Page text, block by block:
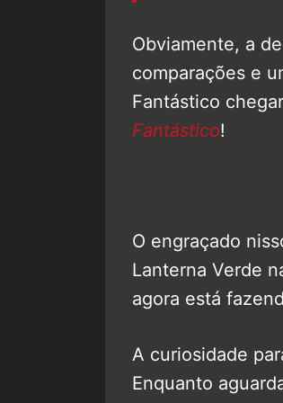
Obviamente, a
comparações e
Fantástico
Fantástico!
O engraçado
Lanterna Verde
agora está
A curiosidade
Enquanto